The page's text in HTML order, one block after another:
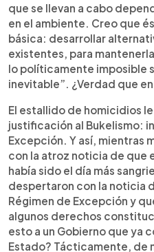
que se llevan a cabo
en el ambiente. Creo que
básica: desarrollar
existentes, para
lo políticamente imposible
inevitable”. ¿Verdad que
El estallido de homicidios
justificación al Bukelismo:
Excepción. Y así, mientras
con la atroz noticia de que
había sido el día más
despertaron con la noticia
Régimen de Excepción y
algunos derechos
esto a un Gobierno que ya
Estado? Tácticamente, de